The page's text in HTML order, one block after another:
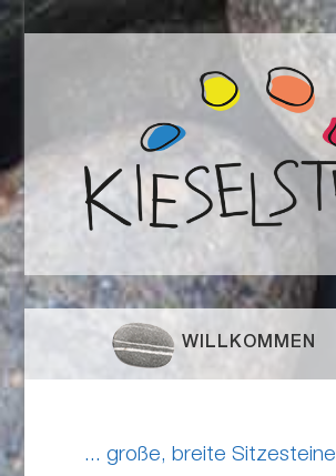
WILLKOMMEN
... große, breite Sitzesteine